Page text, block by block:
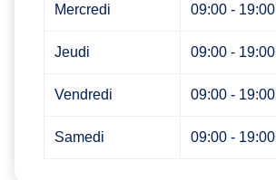
Mercredi 09:00 - 19:00
Jeudi 09:00 - 19:00
Vendredi 09:00 - 19:00
Samedi 09:00 - 19:00